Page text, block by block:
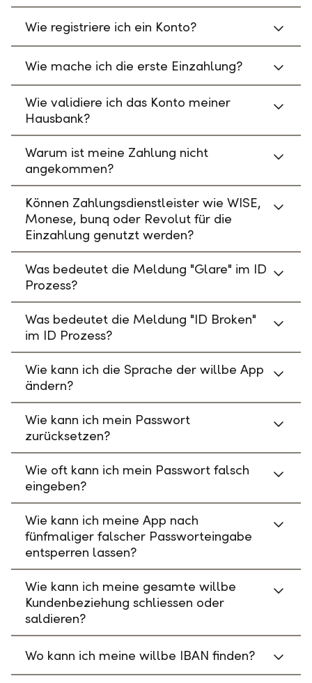
Wie registriere ich ein Konto?
Wie mache ich die erste Einzahlung?
Wie validiere ich das Konto meiner
Hausbank?
Warum ist meine Zahlung nicht
angekommen?
Können Zahlungsdienstleister wie WISE,
Monese, bunq oder Revolut für die
Einzahlung genutzt werden?
Was bedeutet die Meldung "Glare" im ID
Prozess?
Was bedeutet die Meldung "ID Broken"
im ID Prozess?
Wie kann ich die Sprache der willbe App
ändern?
Wie kann ich mein Passwort
zurücksetzen?
Wie oft kann ich mein Passwort falsch
eingeben?
Wie kann ich meine App nach
fünfmaliger falscher Passworteingabe
entsperren lassen?
Wie kann ich meine gesamte willbe
Kundenbeziehung schliessen oder
saldieren?
Wo kann ich meine willbe IBAN finden?